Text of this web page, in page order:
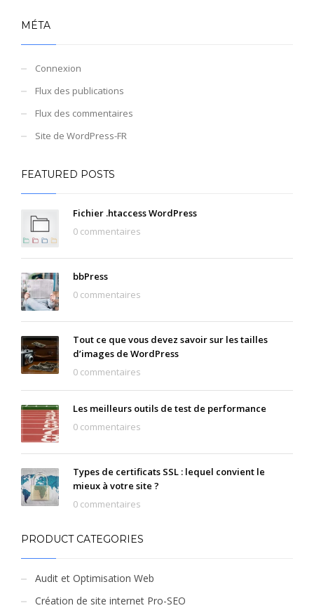
MÉTA
Connexion
Flux des publications
Flux des commentaires
Site de WordPress-FR
FEATURED POSTS
Fichier .htaccess WordPress
0 commentaires
bbPress
0 commentaires
Tout ce que vous devez savoir sur les tailles
d’images de WordPress
0 commentaires
Les meilleurs outils de test de performance
0 commentaires
Types de certificats SSL : lequel convient le
mieux à votre site ?
0 commentaires
PRODUCT CATEGORIES
Audit et Optimisation Web
Création de site internet Pro-SEO